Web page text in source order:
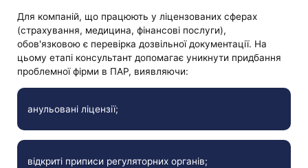
Для компаній, що працюють у ліцензованих сферах
(страхування, медицина, фінансові послуги),
обов'язковою є перевірка дозвільної документації. На
цьому етапі консультант допомагає уникнути придбання
проблемної фірми в ПАР, виявляючи:
анульовані ліцензії;
відкриті приписи регуляторних органів;